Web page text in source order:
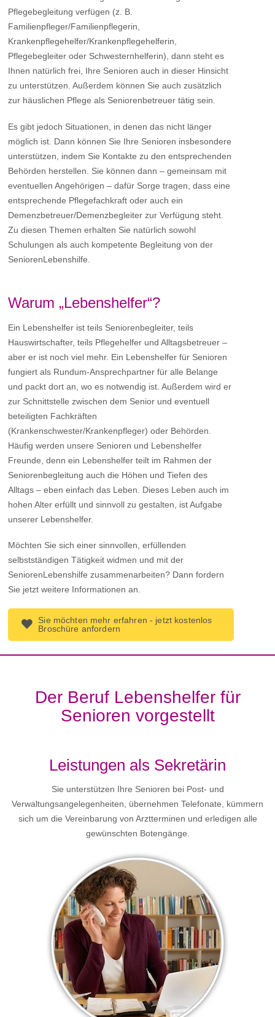
Pflegebegleitung verfügen (z. B.
Familienpfleger/Familienpflegerin,
Krankenpflegehelfer/Krankenpflegehelferin,
Pflegebegleiter oder Schwesternhelferin), dann steht es
Ihnen natürlich frei, Ihre Senioren auch in dieser Hinsicht
zu unterstützen. Außerdem können Sie auch zusätzlich
zur häuslichen Pflege als Seniorenbetreuer tätig sein.
Es gibt jedoch Situationen, in denen das nicht länger
möglich ist. Dann können Sie Ihre Senioren insbesondere
unterstützen, indem Sie Kontakte zu den entsprechenden
Behörden herstellen. Sie können dann – gemeinsam mit
eventuellen Angehörigen – dafür Sorge tragen, dass eine
entsprechende Pflegefachkraft oder auch ein
Demenzbetreuer/Demenzbegleiter zur Verfügung steht.
Zu diesen Themen erhalten Sie natürlich sowohl
Schulungen als auch kompetente Begleitung von der
SeniorenLebenshilfe.
Warum „Lebenshelfer“?
Ein Lebenshelfer ist teils Seniorenbegleiter, teils
Hauswirtschafter, teils Pflegehelfer und Alltagsbetreuer –
aber er ist noch viel mehr. Ein Lebenshelfer für Senioren
fungiert als Rundum-Ansprechpartner für alle Belange
und packt dort an, wo es notwendig ist. Außerdem wird er
zur Schnittstelle zwischen dem Senior und eventuell
beteiligten Fachkräften
(Krankenschwester/Krankenpfleger) oder Behörden.
Häufig werden unsere Senioren und Lebenshelfer
Freunde, denn ein Lebenshelfer teilt im Rahmen der
Seniorenbegleitung auch die Höhen und Tiefen des
Alltags – eben einfach das Leben. Dieses Leben auch im
hohen Alter erfüllt und sinnvoll zu gestalten, ist Aufgabe
unserer Lebenshelfer.
Möchten Sie sich einer sinnvollen, erfüllenden
selbstständigen Tätigkeit widmen und mit der
SeniorenLebenshilfe zusammenarbeiten? Dann fordern
Sie jetzt weitere Informationen an.
Sie möchten mehr erfahren - jetzt kostenlos
Broschüre anfordern
Der Beruf Lebenshelfer für
Senioren vorgestellt
Leistungen als Sekretärin
Sie unterstützen Ihre Senioren bei Post- und
Verwaltungsangelegenheiten, übernehmen Telefonate, kümmern
sich um die Vereinbarung von Arztterminen und erledigen alle
gewünschten Botengänge.